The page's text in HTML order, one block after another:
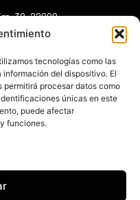
tecnologías como las
del dispositivo. El
procesar datos como
únicas en este
puede afectar
funciones.
38, 22808
,Zaragoza
38 30 48
648 98 45 95